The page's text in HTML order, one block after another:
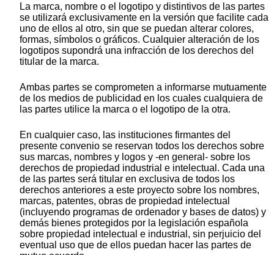
La marca, nombre o el logotipo y distintivos de las partes
se utilizará exclusivamente en la versión que facilite cada
uno de ellos al otro, sin que se puedan alterar colores,
formas, símbolos o gráficos. Cualquier alteración de los
logotipos supondrá una infracción de los derechos del
titular de la marca.
Ambas partes se comprometen a informarse mutuamente
de los medios de publicidad en los cuales cualquiera de
las partes utilice la marca o el logotipo de la otra.
En cualquier caso, las instituciones firmantes del
presente convenio se reservan todos los derechos sobre
sus marcas, nombres y logos y -en general- sobre los
derechos de propiedad industrial e intelectual. Cada una
de las partes será titular en exclusiva de todos los
derechos anteriores a este proyecto sobre los nombres,
marcas, patentes, obras de propiedad intelectual
(incluyendo programas de ordenador y bases de datos) y
demás bienes protegidos por la legislación española
sobre propiedad intelectual e industrial, sin perjuicio del
eventual uso que de ellos puedan hacer las partes de